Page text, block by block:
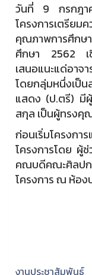
วันที่ 9 กรกฎา
โครงการเตรียม
คุณภาพการศึกษ
ศึกษา 2562 เชิ
เสนอแนะแด่อา
โดยกลุ่มหนึ่งเป็น
แสดง (ป.ตรี) มี
สกุล เป็นผู้ทรง
ก่อนเริ่มโครง
โครงการโดย ผู้
คณบดีคณะศิลป
โครงการ ณ ห้อง
งานประชาสัมพันธ์